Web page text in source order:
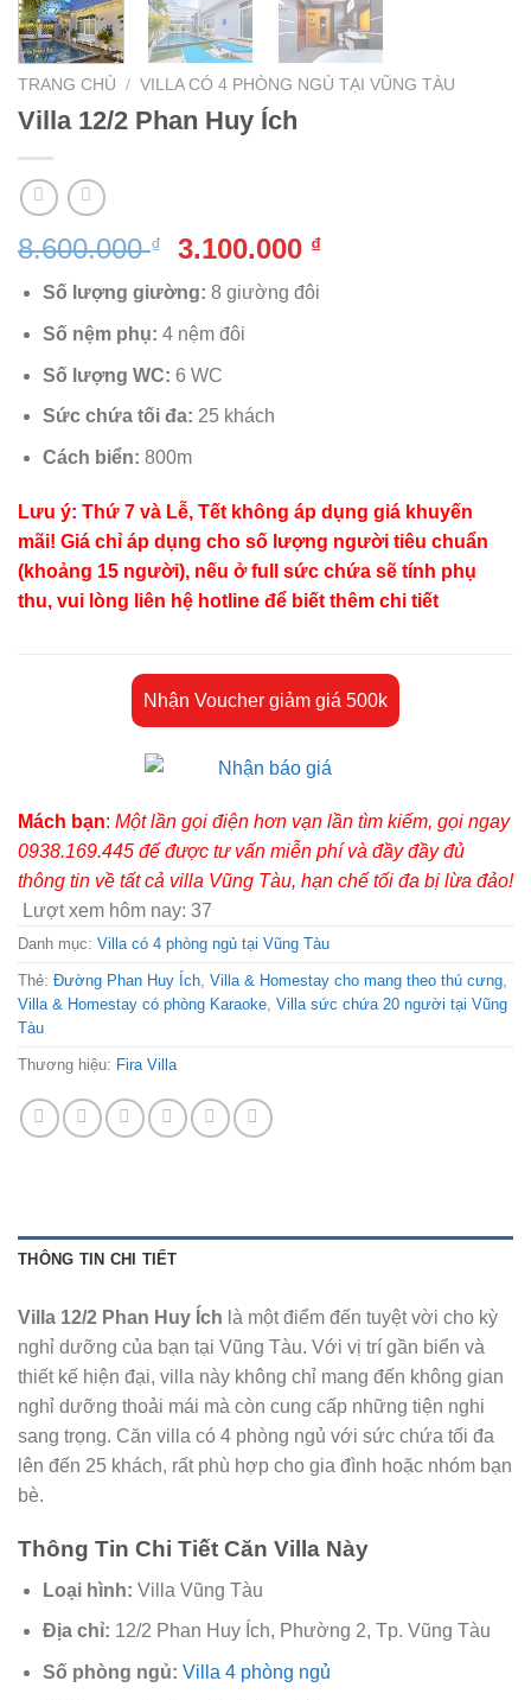
TRANG CHỦ / VILLA CÓ 4 PHÒNG NGỦ TẠI VŨNG TÀU
Villa 12/2 Phan Huy Ích
8.600.000₫
Giá
gốc
là:
8.600.000 ₫.
3.100.000 ₫Giá
Số lượng giường: 8 giường đôi
Số nệm phụ: 4 nệm đôi
Số lượng WC: 6 WC
Sức chứa tối đa: 25 khách
Cách biển: 800m
Lưu ý: Thứ 7 và Lễ, Tết không áp dụng giá khuyến
mãi! Giá chỉ áp dụng cho số lượng người tiêu chuẩn
(khoảng 15 người), nếu ở full sức chứa sẽ tính phụ
thu, vui lòng liên hệ hotline để biết thêm chi tiết
Nhận Voucher giảm giá 500k
Mách bạn: Một lần gọi điện hơn vạn lần tìm kiếm, gọi ngay
0938.169.445 để được tư vấn miễn phí và đầy đầy đủ
thông tin về tất cả villa Vũng Tàu, hạn chế tối đa bị lừa đảo!
Lượt xem hôm nay: 37
Danh mục: Villa có 4 phòng ngủ tại Vũng Tàu
Thẻ: Đường Phan Huy Ích, Villa & Homestay cho mang theo thú cưng,
Villa & Homestay có phòng Karaoke, Villa sức chứa 20 người tại Vũng
Tàu
Thương hiệu: Fira Villa
THÔNG TIN CHI TIẾT
Villa 12/2 Phan Huy Ích là một điểm đến tuyệt vời cho kỳ
nghỉ dưỡng của bạn tại Vũng Tàu. Với vị trí gần biển và
thiết kế hiện đại, villa này không chỉ mang đến không gian
nghỉ dưỡng thoải mái mà còn cung cấp những tiện nghi
sang trọng. Căn villa có 4 phòng ngủ với sức chứa tối đa
lên đến 25 khách, rất phù hợp cho gia đình hoặc nhóm bạn
bè.
Thông Tin Chi Tiết Căn Villa Này
Loại hình: Villa Vũng Tàu
Địa chỉ: 12/2 Phan Huy Ích, Phường 2, Tp. Vũng Tàu
Số phòng ngủ: Villa 4 phòng ngủ